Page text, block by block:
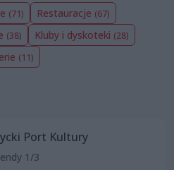
(71) Restauracje (67)
(38) Kluby i dyskoteki (28)
(11)
Port Kultury
1/3